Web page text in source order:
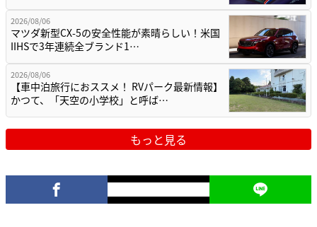
2026/08/06
マツダ新型CX-5の安全性能が素晴らしい！米国
IIHSで3年連続全ブランド1…
2026/08/06
【車中泊旅行におススメ！ RVパーク最新情報】
かつて、「天空の小学校」と呼ば…
もっと見る